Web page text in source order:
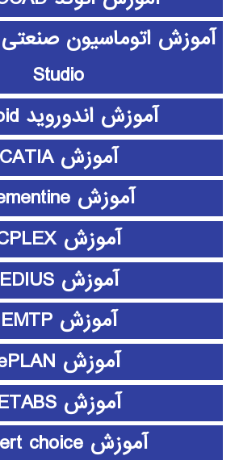
Studio
آموزش اندوروید android
آموزش CATIA
آموزش clementine
آموزش CPLEX
آموزش EDIUS
آموزش EMTP
آموزش ePLAN
آموزش ETABS
آموزش expert choice